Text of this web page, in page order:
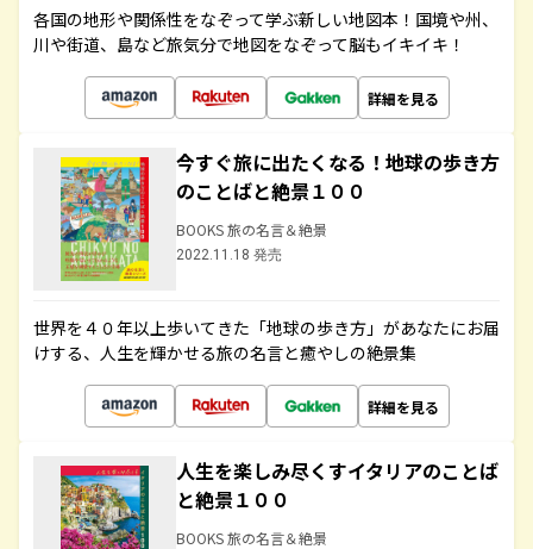
各国の地形や関係性をなぞって学ぶ新しい地図本！国境や州、
川や街道、島など旅気分で地図をなぞって脳もイキイキ！
詳細を見る
今すぐ旅に出たくなる！地球の歩き方
のことばと絶景１００
BOOKS 旅の名言＆絶景
2022.11.18 発売
世界を４０年以上歩いてきた「地球の歩き方」があなたにお届
けする、人生を輝かせる旅の名言と癒やしの絶景集
詳細を見る
人生を楽しみ尽くすイタリアのことば
と絶景１００
BOOKS 旅の名言＆絶景